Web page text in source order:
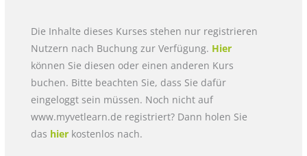
Die Inhalte dieses Kurses stehen nur registrieren
Nutzern nach Buchung zur Verfügung. Hier
können Sie diesen oder einen anderen Kurs
buchen. Bitte beachten Sie, dass Sie dafür
eingeloggt sein müssen. Noch nicht auf
www.myvetlearn.de registriert? Dann holen Sie
das hier kostenlos nach.